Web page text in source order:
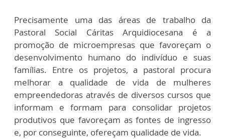
Precisamente uma das áreas de trabalho da
Pastoral Social Cáritas Arquidiocesana é a
promoção de microempresas que favoreçam o
desenvolvimento humano do indivíduo e suas
famílias. Entre os projetos, a pastoral procura
melhorar a qualidade de vida de mulheres
empreendedoras através de diversos cursos que
informam e formam para consolidar projetos
produtivos que favoreçam as fontes de ingresso
e, por conseguinte, ofereçam qualidade de vida.